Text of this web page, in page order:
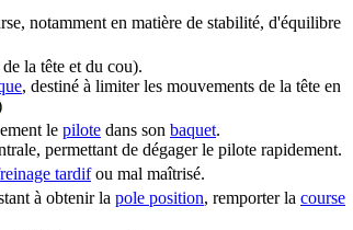
notamment en matière de stabilité, d'équilibre
la tête et du cou).
, destiné à limiter les mouvements de la tête en
le pilote dans son baquet.
permettant de dégager le pilote rapidement.
tardifou mal maîtrisé.
à obtenir la pole position, remporter la course